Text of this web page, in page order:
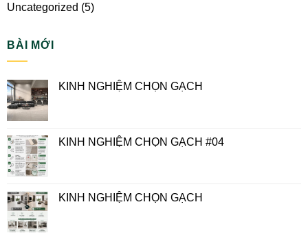
Uncategorized (5)
BÀI MỚI
KINH NGHIỆM CHỌN GẠCH
KINH NGHIỆM CHỌN GẠCH #04
KINH NGHIỆM CHỌN GẠCH